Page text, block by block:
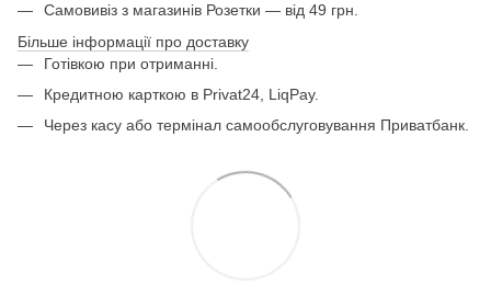
Самовивіз з магазинів Розетки — від 49 грн.
Більше інформації про доставку
Готівкою при отриманні.
Кредитною карткою в Privat24, LiqPay.
Через касу або термінал самообслуговування Приватбанк.